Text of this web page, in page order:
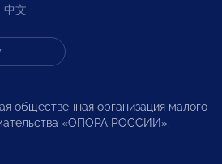
中文
общественная организация малого
«ОПОРА РОССИИ».